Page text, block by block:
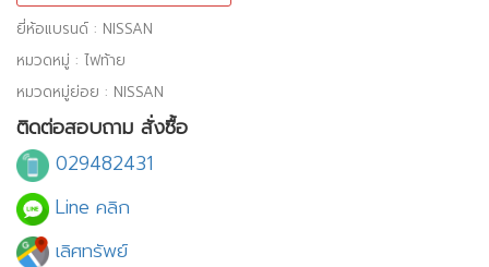
ยี่ห้อแบรนด์ : NISSAN
หมวดหมู่ : ไฟท้าย
หมวดหมู่ย่อย : NISSAN
ติดต่อสอบถาม สั่งซื้อ
029482431
Line คลิก
เลิศทรัพย์